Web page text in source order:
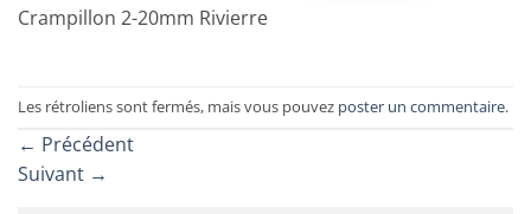
Crampillon 2-20mm Rivierre
Les rétroliens sont fermés, mais vous pouvez poster un commentaire.
← Précédent
Suivant →